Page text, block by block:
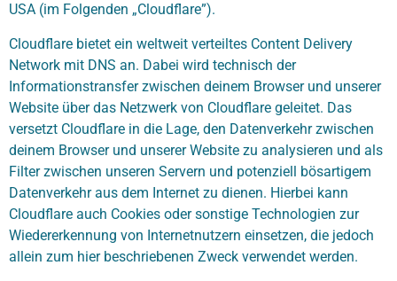
USA (im Folgenden „Cloudflare”).
Cloudflare bietet ein weltweit verteiltes Content Delivery
Network mit DNS an. Dabei wird technisch der
Informationstransfer zwischen deinem Browser und unserer
Website über das Netzwerk von Cloudflare geleitet. Das
versetzt Cloudflare in die Lage, den Datenverkehr zwischen
deinem Browser und unserer Website zu analysieren und als
Filter zwischen unseren Servern und potenziell bösartigem
Datenverkehr aus dem Internet zu dienen. Hierbei kann
Cloudflare auch Cookies oder sonstige Technologien zur
Wiedererkennung von Internetnutzern einsetzen, die jedoch
allein zum hier beschriebenen Zweck verwendet werden.